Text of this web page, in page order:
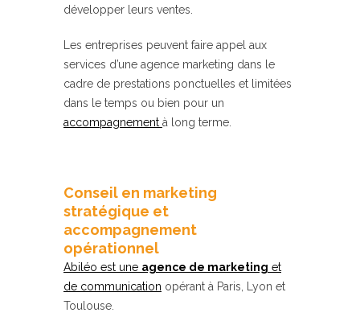
développer leurs ventes.
Les entreprises peuvent faire appel aux
services d’une agence marketing dans le
cadre de prestations ponctuelles et limitées
dans le temps ou bien pour un
accompagnement à long terme.
Conseil en marketing
stratégique et
accompagnement
opérationnel
Abiléo est une agence de marketing et
de communication opérant à Paris, Lyon et
Toulouse.